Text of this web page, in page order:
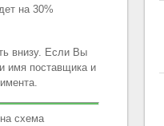
на 30%
внизу. Если Вы
имя поставщика и
схема